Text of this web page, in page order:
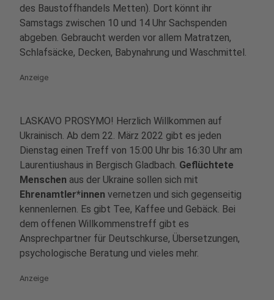
des Baustoffhandels Metten). Dort könnt ihr
Samstags zwischen 10 und 14 Uhr Sachspenden
abgeben. Gebraucht werden vor allem Matratzen,
Schlafsäcke, Decken, Babynahrung und Waschmittel.
Anzeige
LASKAVO PROSYMO! Herzlich Willkommen auf
Ukrainisch. Ab dem 22. März 2022 gibt es jeden
Dienstag einen Treff von 15:00 Uhr bis 16:30 Uhr am
Laurentiushaus in Bergisch Gladbach. Geflüchtete
Menschen aus der Ukraine sollen sich mit
Ehrenamtler*innen vernetzen und sich gegenseitig
kennenlernen. Es gibt Tee, Kaffee und Gebäck. Bei
dem offenen Willkommenstreff gibt es
Ansprechpartner für Deutschkurse, Übersetzungen,
psychologische Beratung und vieles mehr.
Anzeige